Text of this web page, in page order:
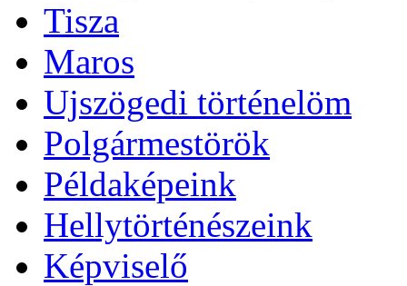
Tisza
Maros
Ujszögedi történelöm
Polgármestörök
Példaképeink
Hellytörténészeink
Képviselő